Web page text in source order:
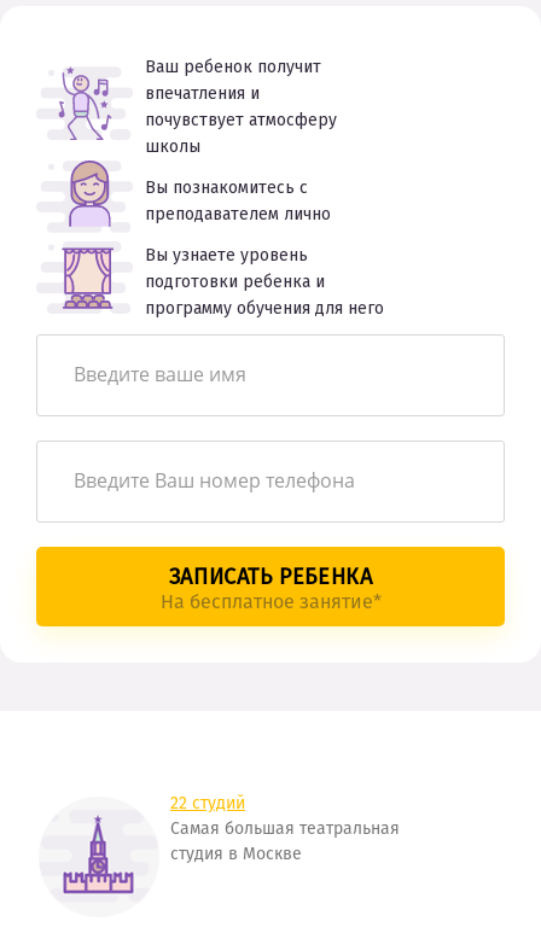
Ваш ребенок получит
впечатления и
почувствует атмосферу
школы
Вы познакомитесь с
преподавателем лично
Вы узнаете уровень
подготовки ребенка и
программу обучения для него
ЗАПИСАТЬ РЕБЕНКА
На бесплатное занятие*
22 студий
Самая большая театральная
студия в Москве